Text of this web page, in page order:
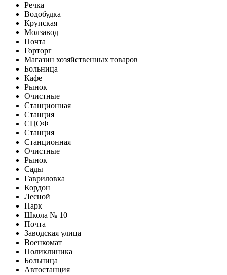
Речка
Водобудка
Крупская
Молзавод
Почта
Горторг
Магазин хозяйственных товаров
Больница
Кафе
Рынок
Очистные
Станционная
Станция
СЦОФ
Станция
Станционная
Очистные
Рынок
Сады
Гавриловка
Кордон
Лесной
Парк
Школа № 10
Почта
Заводская улица
Военкомат
Поликлиника
Больница
Автостанция